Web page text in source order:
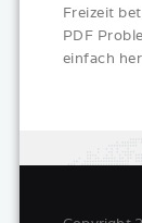
Freizeit
PDF
einfach